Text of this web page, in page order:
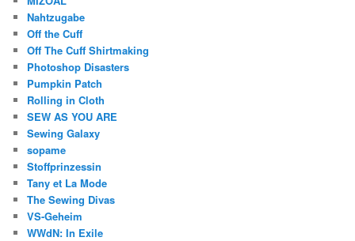
Nahtzugabe
Off the Cuff
Off The Cuff Shirtmaking
Photoshop Disasters
Pumpkin Patch
Rolling in Cloth
SEW AS YOU ARE
Sewing Galaxy
sopame
Stoffprinzessin
Tany et La Mode
The Sewing Divas
VS-Geheim
WWdN: In Exile